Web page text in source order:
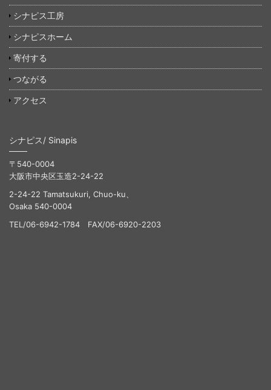
シナピス工房
シナピスホーム
寄付する
つながる
アクセス
シナピス/ Sinapis
〒540-0004
大阪市中央区玉造2-24-22
2-24-22 Tamatsukuri, Chuo-ku、
Osaka 540-0004
TEL/06-6942-1784 FAX/06-6920-2203